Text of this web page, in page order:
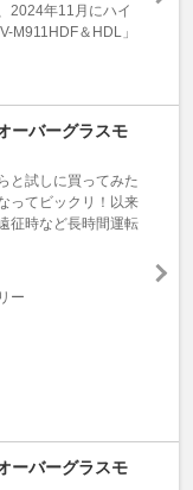
2024年11月にハイ
M911HDF＆HDL」
ーバーグラスモ
と試しに買ってみた
ってビックリ！以来
征時など長時間運転
ー
ーバーグラスモ